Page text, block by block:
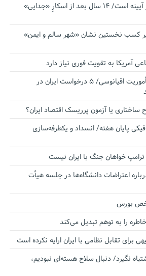
نجات‌دهنده‌ همچنان در آیینه است/ ۱۴ سال بعد از اسکارِ «جدایی»
کسب نخستین نشان «شهر سالم و ایمن»
به تقویت فوری نیاز دارد
اقتدار ناوگروه ۱۰۳ در مأموریت‌ اقیانوسی/ ۵ درخواست ایران در
ساختاری یا آزمون پرریسک اقتصاد ایران؟
پایان هفته/ انسداد و یکطرفه‌سازی
خواهان جنگ با ایران نیست
اعتراضات دانشگاه‌ها در جلسه هیأت
را به توهم تبدیل می‌کند
برای تقابل نظامی با ایران ارایه نکرده است
نگیرد/ دنبال سلاح هسته‌ای نبودیم،